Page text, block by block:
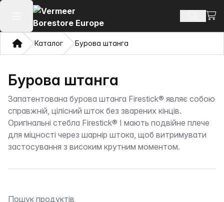
Відкрити головне меню Пошук
ДімКаталог Бурова штанга
Бурова штанга
Запатентована бурова штанга Firestick® являє собою
справжній, цілісний шток без зварених кінців.
Оригінальні стебла Firestick® I мають подвійне плече
для міцності через шарнір штока, щоб витримувати
застосування з високим крутним моментом.